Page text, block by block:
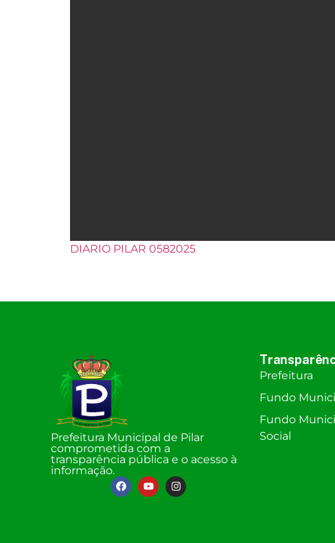
DIARIO PILAR 0582025
Prefeitura Municipal de Pilar
comprometida com a
transparência pública e o acesso à
informação.
Prefeitura
Fundo
Fundo
Social